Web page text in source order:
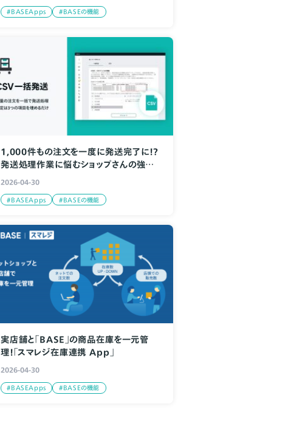
#BASEApps #BASEの機能
1,000件もの注文を一度に発送完了に！？
発送処理作業に悩むショップさんの強い
味方、「CSV一括発送 App」
2026-04-30
#BASEApps #BASEの機能
実店舗と「BASE」の商品在庫を一元管
理！「スマレジ在庫連携 App」
2026-04-30
#BASEApps #BASEの機能